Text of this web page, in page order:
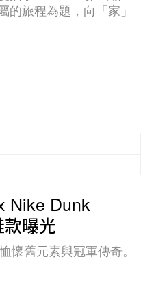
Dunk
曝光
懷舊元素與冠軍傳奇。